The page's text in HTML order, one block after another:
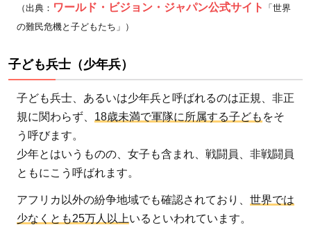
3.2
衛
医療
3.2.1
カウン
グの実
施
3.3
教育
（出典： ワールド・ビジョン・ジャパン公式サイト
「世界
の難民危機と子どもたち」）
子ども兵士（少年兵）
子ども兵士、あるいは少年兵と呼ばれるのは正規、非正
規に関わらず、 18歳未満で軍隊に所属する子ども をそ
う呼びます。
少年とはいうものの、女子も含まれ、戦闘員、非戦闘員
ともにこう呼ばれます。
アフリカ以外の紛争地域でも確認されており、 世界では
少なくとも25万人以上いるといわれています。